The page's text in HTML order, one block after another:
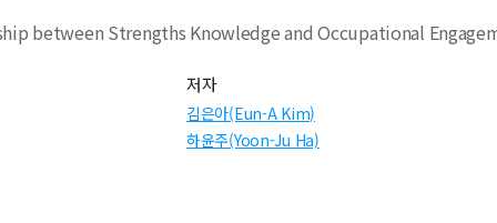
between Strengths Knowledge and Occupational
저자
김은아(Eun-A Kim)
하윤주(Yoon-Ju Ha)